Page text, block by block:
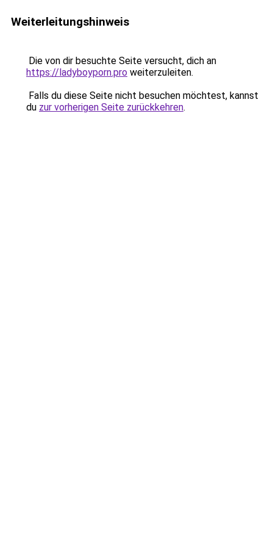
Weiterleitungshinweis
Die von dir besuchte Seite versucht, dich an
https://ladyboyporn.pro weiterzuleiten.
Falls du diese Seite nicht besuchen möchtest, kannst
du zur vorherigen Seite zurückkehren.